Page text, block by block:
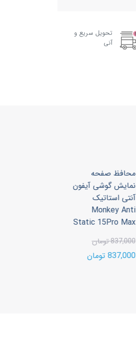
تحویل سریع و
آنی
محافظ صفحه
نمایش گوشی آیفون
آنتی استاتیک
Monkey Anti
Static 15Pro Max
837,000 تومان
837,000 تومان